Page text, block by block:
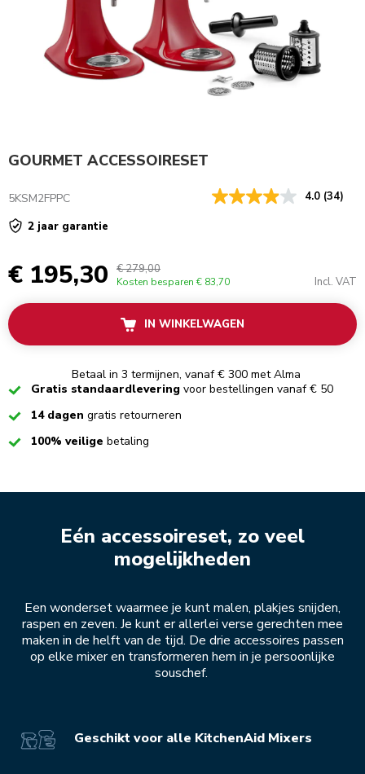
GOURMET ACCESSOIRESET
5KSM2FPPC 4.0 (34)
2 jaar garantie
€ 195,30 € 279,00
Kosten besparen € 83,70 Incl. VAT
IN WINKELWAGEN
Betaal in 3 termijnen, vanaf € 300 met Alma
CheckedGratis standaardlevering voor bestellingen vanaf € 50
Checked14 dagen gratis retourneren
Checked100% veilige betaling
Eén accessoireset, zo veel
mogelijkheden
Een wonderset waarmee je kunt malen, plakjes snijden,
raspen en zeven. Je kunt er allerlei verse gerechten mee
maken in de helft van de tijd. De drie accessoires passen
op elke mixer en transformeren hem in je persoonlijke
souschef.
Geschikt voor alle KitchenAid Mixers